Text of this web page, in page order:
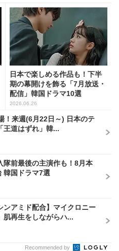
日本で楽しめる作品も！下半
期の幕開けを飾る「7月放送・
配信」韓国ドラマ10選
2026.06.26
！来週(6月22日～) 日本のテ
王道はずれ」韓...
隊前最後の主演作も！8月本
韓国ドラマ7選
ンアミド配合】マイクロニー
肌再生をしながらハ...
Recommended by